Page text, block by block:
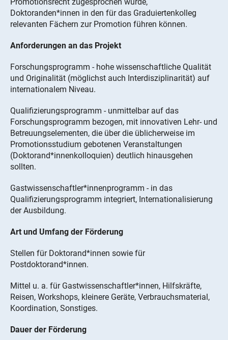
Promotionsrecht zugesprochen wurde,
Doktoranden*innen in den für das Graduiertenkolleg
relevanten Fächern zur Promotion führen können.
Anforderungen an das Projekt
Forschungsprogramm - hohe wissenschaftliche Qualität
und Originalität (möglichst auch Interdisziplinarität) auf
internationalem Niveau.
Qualifizierungsprogramm - unmittelbar auf das
Forschungsprogramm bezogen, mit innovativen Lehr- und
Betreuungselementen, die über die üblicherweise im
Promotionsstudium gebotenen Veranstaltungen
(Doktorand*innenkolloquien) deutlich hinausgehen
sollten.
Gastwissenschaftler*innenprogramm - in das
Qualifizierungsprogramm integriert, Internationalisierung
der Ausbildung.
Art und Umfang der Förderung
Stellen für Doktorand*innen sowie für
Postdoktorand*innen.
Mittel u. a. für Gastwissenschaftler*innen, Hilfskräfte,
Reisen, Workshops, kleinere Geräte, Verbrauchsmaterial,
Koordination, Sonstiges.
Dauer der Förderung